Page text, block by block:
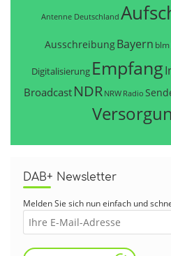
Antenne Deutschland
AusschreibungBayern blm
Digitalisierung Empfang
Broadcast NDR NRW Radio
DAB+ Newsletter
Melden Sie sich nun einfach und